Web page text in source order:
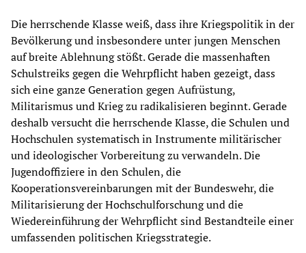
Die herrschende Klasse weiß, dass ihre Kriegspolitik in der
Bevölkerung und insbesondere unter jungen Menschen
auf breite Ablehnung stößt. Gerade die massenhaften
Schulstreiks gegen die Wehrpflicht haben gezeigt, dass
sich eine ganze Generation gegen Aufrüstung,
Militarismus und Krieg zu radikalisieren beginnt. Gerade
deshalb versucht die herrschende Klasse, die Schulen und
Hochschulen systematisch in Instrumente militärischer
und ideologischer Vorbereitung zu verwandeln. Die
Jugendoffiziere in den Schulen, die
Kooperationsvereinbarungen mit der Bundeswehr, die
Militarisierung der Hochschulforschung und die
Wiedereinführung der Wehrpflicht sind Bestandteile einer
umfassenden politischen Kriegsstrategie.